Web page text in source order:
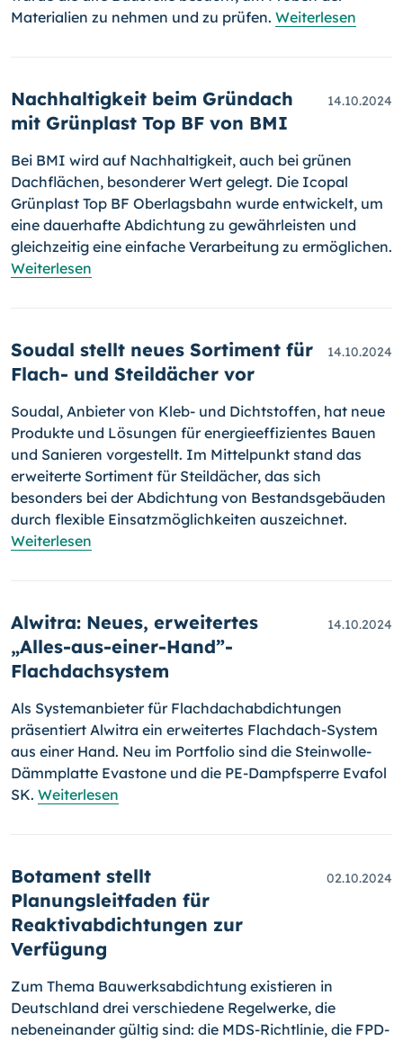
Materialien zu nehmen und zu prüfen. Weiterlesen
Nachhaltigkeit beim Gründach
mit Grünplast Top BF von BMI
14.10.2024
Bei BMI wird auf Nachhaltigkeit, auch bei grünen
Dachflächen, besonderer Wert gelegt. Die Icopal
Grünplast Top BF Oberlagsbahn wurde entwickelt, um
eine dauerhafte Abdichtung zu gewährleisten und
gleichzeitig eine einfache Verarbeitung zu ermöglichen.
Weiterlesen
Soudal stellt neues Sortiment für
Flach- und Steildächer vor
14.10.2024
Soudal, Anbieter von Kleb- und Dichtstoffen, hat neue
Produkte und Lösungen für energieeffizientes Bauen
und Sanieren vorgestellt. Im Mittelpunkt stand das
erweiterte Sortiment für Steildächer, das sich
besonders bei der Abdichtung von Bestandsgebäuden
durch flexible Einsatzmöglichkeiten auszeichnet.
Weiterlesen
Alwitra: Neues, erweitertes
„Alles-aus-einer-Hand”-
Flachdachsystem
14.10.2024
Als Systemanbieter für Flachdachabdichtungen
präsentiert Alwitra ein erweitertes Flachdach-System
aus einer Hand. Neu im Portfolio sind die Steinwolle-
Dämmplatte Evastone und die PE-Dampfsperre Evafol
SK. Weiterlesen
Botament stellt
Planungsleitfaden für
Reaktivabdichtungen zur
Verfügung
02.10.2024
Zum Thema Bauwerksabdichtung existieren in
Deutschland drei verschiedene Regelwerke, die
nebeneinander gültig sind: die MDS-Richtlinie, die FPD-